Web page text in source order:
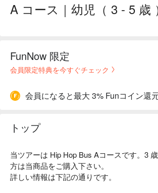
A コース｜幼児（ 3 - 5 歳
FunNow 限定
会員限定特典を今すぐチェック
会員になると最大 3% Funコイン還
トップ
当ツアーは Hip Hop Bus Aコースです。3
方は当商品をご購入下さい。
詳しい情報は下記の通りです。